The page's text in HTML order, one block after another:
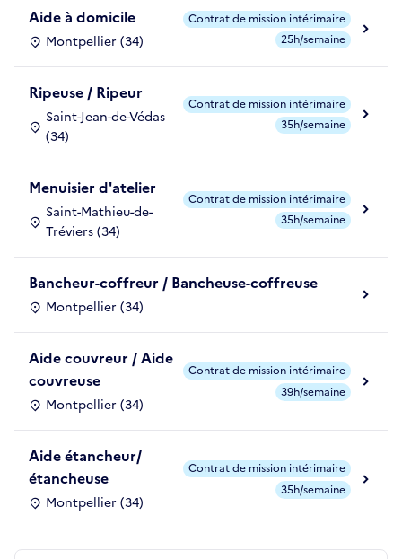
Aide à domicile
Montpellier (34)
Contrat de mission intérimaire
25h/semaine
Ripeuse / Ripeur
Saint-Jean-de-Védas
(34)
Contrat de mission intérimaire
35h/semaine
Menuisier d'atelier
Saint-Mathieu-de-
Tréviers (34)
Contrat de mission intérimaire
35h/semaine
Bancheur-coffreur / Bancheuse-coffreuse
Montpellier (34)
Aide couvreur / Aide
couvreuse
Montpellier (34)
Contrat de mission intérimaire
39h/semaine
Aide étancheur/
étancheuse
Montpellier (34)
Contrat de mission intérimaire
35h/semaine